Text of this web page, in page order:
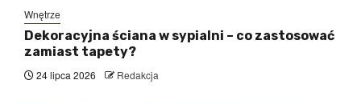
Wnętrze
Dekoracyjna ściana w sypialni – co zastosować
zamiast tapety?
24 lipca 2026 Redakcja